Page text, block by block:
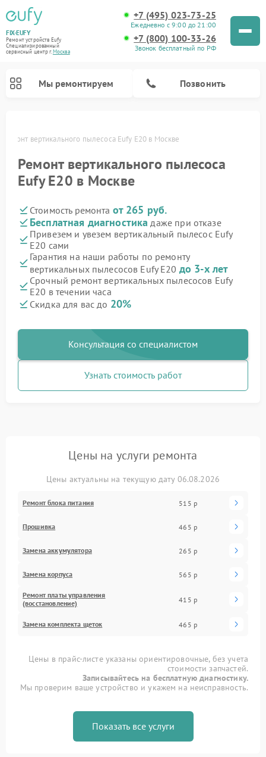
FIX-EUFY
Ремонт устройств Eufy
Специализированный
cервисный центр г.Москва
+7 (495) 023-73-25
Ежедневно с 9:00 до 21:00
+7 (800) 100-33-26
Звонок бесплатный по РФ
Мы ремонтируем Позвонить
Ремонт вертикального пылесоса Eufy E20 в Москве
Ремонт вертикального пылесоса
Eufy E20 в Москве
Стоимость ремонта от 265 руб.
Бесплатная диагностика даже при отказе
Привезем и увезем вертикальный пылесос Eufy
E20 сами
Гарантия на наши работы по ремонту
вертикальных пылесосов Eufy E20 до 3-х лет
Срочный ремонт вертикальных пылесосов Eufy
E20 в течении часа
Скидка для вас до 20%
Консультация со специалистом
Узнать стоимость работ
Цены на услуги ремонта
Цены актуальны на текущую дату 06.08.2026
Ремонт блока питания 515 р
Прошивка 465 р
Замена аккумулятора 265 р
Замена корпуса 565 р
Ремонт платы управления
(восстановление)
415 р
Замена комплекта щеток 465 р
Цены в прайс-листе указаны ориентировочные, без учета
стоимости запчастей.
Записывайтесь на бесплатную диагностику.
Мы проверим ваше устройство и укажем на неисправность.
Показать все услуги